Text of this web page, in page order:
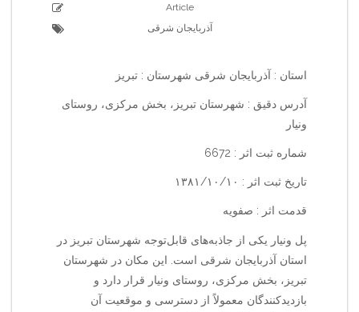
Article
آذربایجان شرقی
استان : آذربایجان شرقی شهرستان : تبریز
آدرس دقیق : شهرستان تبریز، بخش مرکزی، روستای
ونیار
شماره ثبت اثر : 6672
تاریخ ثبت اثر : ۱۳۸۱/۱۰/۱۰
قدمت اثر : صفویه
پل ونیار یکی از جاذبه‌های قابل‌توجه شهرستان تبریز در
استان آذربایجان شرقی است. این مکان در شهرستان
تبریز، بخش مرکزی، روستای ونیار قرار دارد و
بازدیدکنندگان معمولاً از دسترسی و موقعیت آن